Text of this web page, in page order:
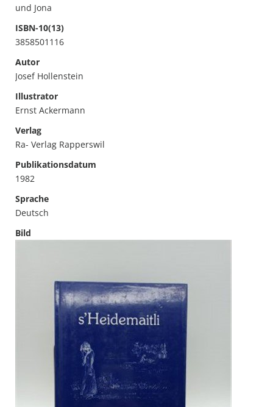
und Jona
ISBN-10(13)
3858501116
Autor
Josef Hollenstein
Illustrator
Ernst Ackermann
Verlag
Ra- Verlag Rapperswil
Publikationsdatum
1982
Sprache
Deutsch
Bild